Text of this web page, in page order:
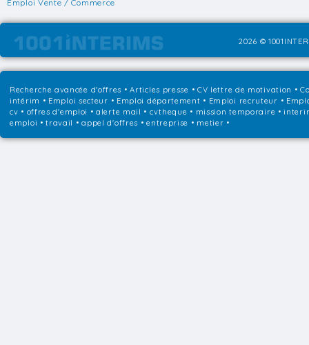
Emploi Vente / Commerce
2026 ©
Recherche avancée d'offres •Articles presse • CV lettre de motivation •
intérim • Emploi secteur • Emploi département • Emploi recruteur •
cv • offres d'emploi • alerte mail • cvtheque • mission temporaire •
emploi • travail • appel d'offres • entreprise • metier •